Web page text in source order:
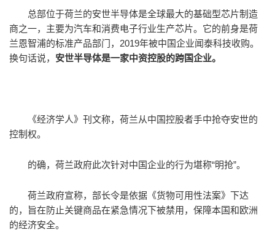
总部位于荷兰的安世半导体是全球最大的基础型芯片制造
商之一，主要为汽车和消费电子行业生产芯片。它的前身是荷
兰恩智浦的标准产品部门，2019年被中国企业闻泰科技收购。
换句话说， 安世半导体是一家中资控股的跨国企业。
《经济学人》刊文称，荷兰从中国控股者手中抢夺安世的
控制权。
的确，荷兰政府此次针对中国企业的行为堪称“明抢”。
荷兰政府宣称，部长令是依据《货物可用性法案》下达
的，旨在防止关键商品在紧急情况下被禁用，保障本国和欧洲
的经济安全。